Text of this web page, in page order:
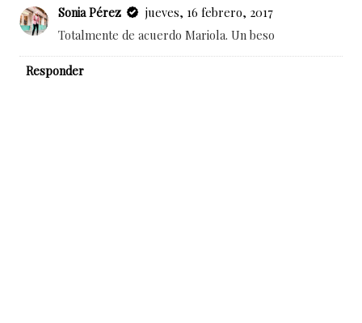
Sonia Pérez
jueves, 16 febrero, 2017
Totalmente de acuerdo Mariola. Un beso
Responder